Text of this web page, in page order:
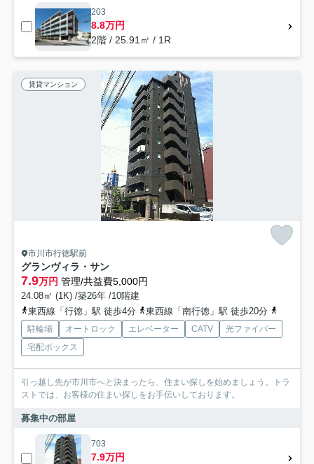
203
8.8万円
2階 / 25.91㎡ / 1R
賃貸マンション
市川市行徳駅前
グランヴィラ・サン
7.9万円 管理/共益費5,000円
24.08㎡ (1K) /築26年 /10階建
東西線「行徳」駅 徒歩4分
東西線「南行徳」駅 徒歩20分
駐輪場 オートロック エレベーター CATV
光ファイバー
宅配ボックス
引っ越し先が市川市へと決まったら、住まい探しを始めましょう。トラ
ストでは、お客様の住まい探しをお手伝いしております。
募集中の部屋
703
7.9万円